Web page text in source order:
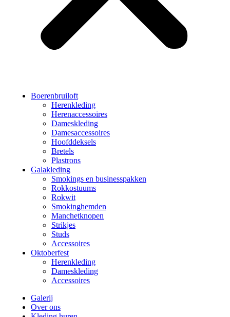
Boerenbruiloft
Herenkleding
Herenaccessoires
Dameskleding
Damesaccessoires
Hoofddeksels
Bretels
Plastrons
Galakleding
Smokings en businesspakken
Rokkostuums
Rokwit
Smokinghemden
Manchetknopen
Strikjes
Studs
Accessoires
Oktoberfest
Herenkleding
Dameskleding
Accessoires
Galerij
Over ons